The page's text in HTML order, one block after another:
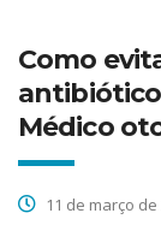
Como
Médico
11 de março de